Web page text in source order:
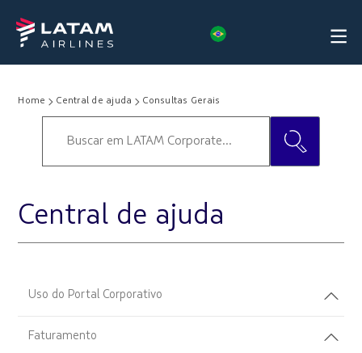
Home Central de ajuda Consultas Gerais
Central de ajuda
Uso do Portal Corporativo
Faturamento